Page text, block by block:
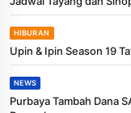
HIBURAN
Upin & Ipin Season 19
NEWS
Purbaya Tambah Dana